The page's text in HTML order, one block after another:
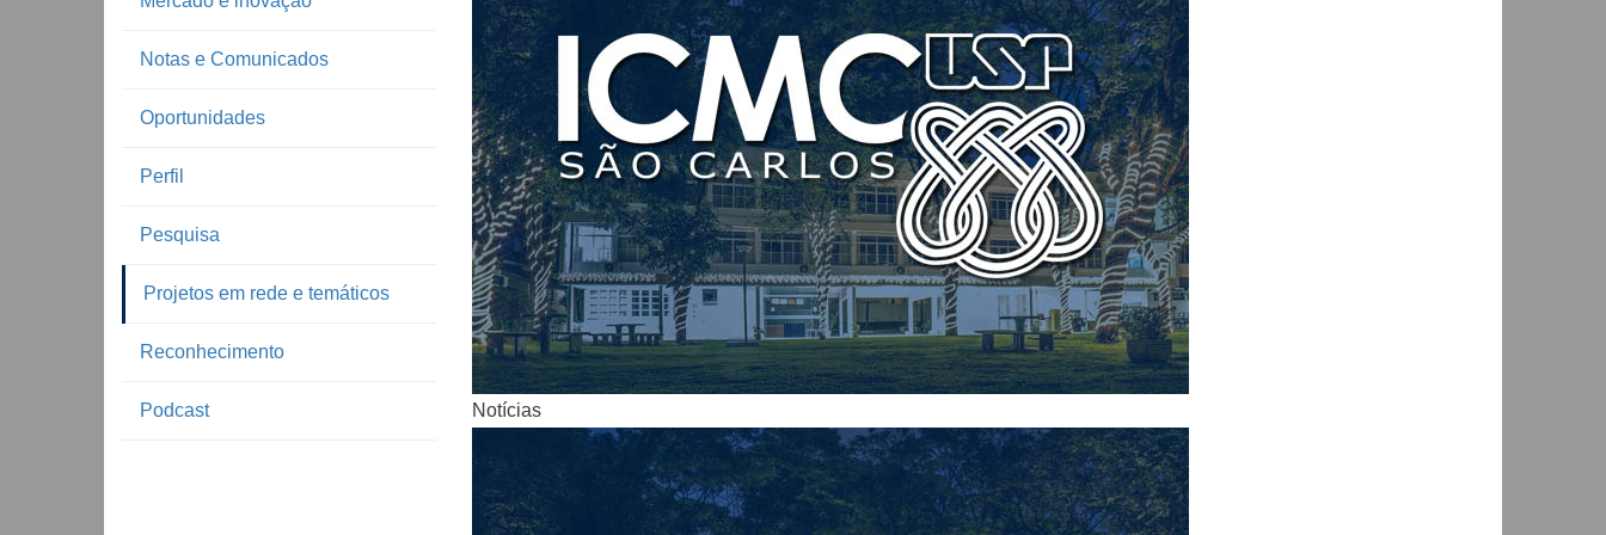
Notas e Comunicados
Oportunidades
Perfil
Pesquisa
Projetos em rede e temáticos
Reconhecimento
Podcast
Notícias
Notícias